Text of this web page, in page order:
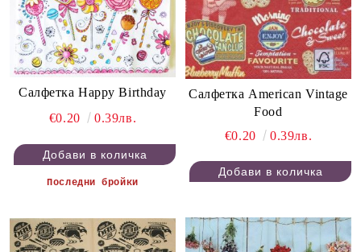
Салфетка Happy Birthday
€0.20
0.39лв.
Последни бройки
Салфетка American Vintage
Food
€0.20
0.39лв.